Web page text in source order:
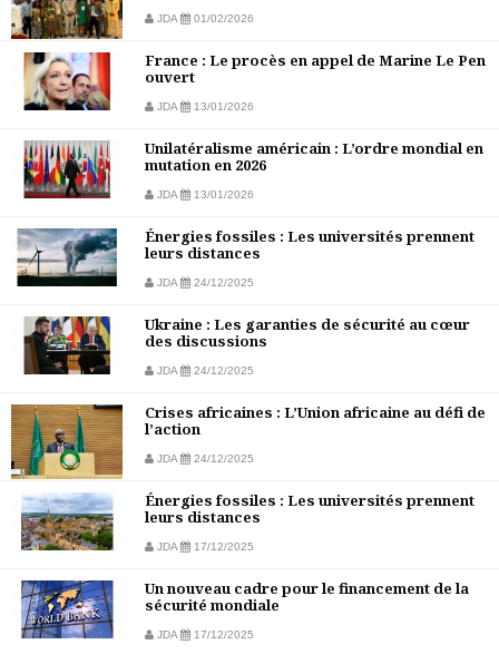
JDA 01/02/2026
France : Le procès en appel de Marine Le Pen
ouvert
JDA 13/01/2026
Unilatéralisme américain : L’ordre mondial en
mutation en 2026
JDA 13/01/2026
Énergies fossiles : Les universités prennent
leurs distances
JDA 24/12/2025
Ukraine : Les garanties de sécurité au cœur
des discussions
JDA 24/12/2025
Crises africaines : L’Union africaine au défi de
l’action
JDA 24/12/2025
Énergies fossiles : Les universités prennent
leurs distances
JDA 17/12/2025
Un nouveau cadre pour le financement de la
sécurité mondiale
JDA 17/12/2025